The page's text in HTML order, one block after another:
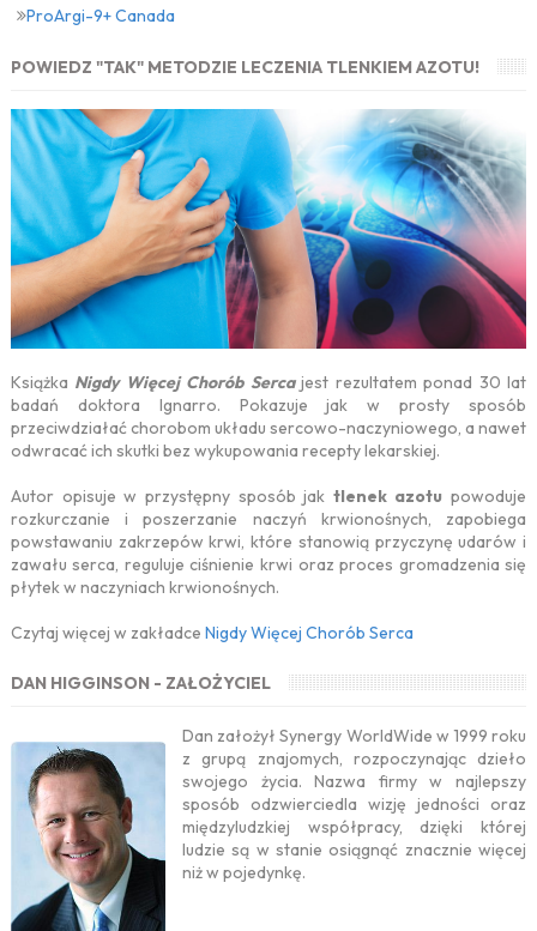
ProArgi-9+ Canada
POWIEDZ "TAK" METODZIE LECZENIA TLENKIEM AZOTU!
Książka Nigdy Więcej Chorób Sercajest rezultatem ponad 30 lat
badań doktora Ignarro. Pokazuje jak w prosty sposób
przeciwdziałać chorobom układu sercowo-naczyniowego, a nawet
odwracać ich skutki bez wykupowania recepty lekarskiej.
Autor opisuje w przystępny sposób jak tlenek azotu powoduje
rozkurczanie i poszerzanie naczyń krwionośnych, zapobiega
powstawaniu zakrzepów krwi, które stanowią przyczynę udarów i
zawału serca, reguluje ciśnienie krwi oraz proces gromadzenia się
płytek w naczyniach krwionośnych.
Czytaj więcej w zakładce Nigdy Więcej Chorób Serca
DAN HIGGINSON - ZAŁOŻYCIEL
Dan założył Synergy WorldWide w 1999 roku
z grupą znajomych, rozpoczynając dzieło
swojego życia. Nazwa firmy w najlepszy
sposób odzwierciedla wizję jedności oraz
międzyludzkiej współpracy, dzięki której
ludzie są w stanie osiągnąć znacznie więcej
niż w pojedynkę.